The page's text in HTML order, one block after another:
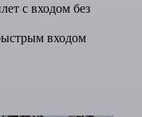
с входом без
входом